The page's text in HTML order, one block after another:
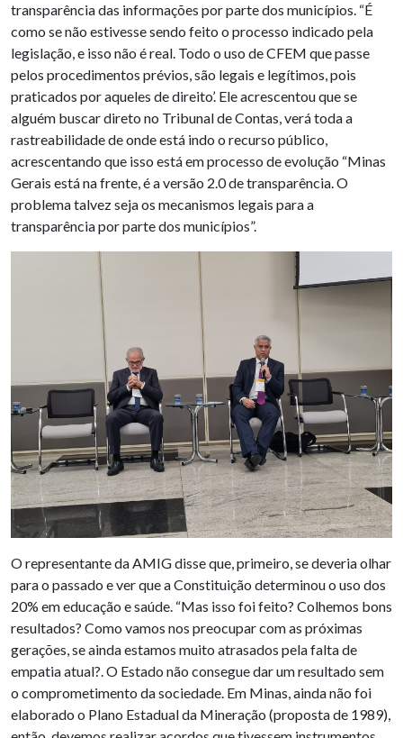
transparência das informações por parte dos municípios. “É
como se não estivesse sendo feito o processo indicado pela
legislação, e isso não é real. Todo o uso de CFEM que passe
pelos procedimentos prévios, são legais e legítimos, pois
praticados por aqueles de direito’. Ele acrescentou que se
alguém buscar direto no Tribunal de Contas, verá toda a
rastreabilidade de onde está indo o recurso público,
acrescentando que isso está em processo de evolução “Minas
Gerais está na frente, é a versão 2.0 de transparência. O
problema talvez seja os mecanismos legais para a
transparência por parte dos municípios”.
O representante da AMIG disse que, primeiro, se deveria olhar
para o passado e ver que a Constituição determinou o uso dos
20% em educação e saúde. “Mas isso foi feito? Colhemos bons
resultados? Como vamos nos preocupar com as próximas
gerações, se ainda estamos muito atrasados pela falta de
empatia atual?. O Estado não consegue dar um resultado sem
o comprometimento da sociedade. Em Minas, ainda não foi
elaborado o Plano Estadual da Mineração (proposta de 1989),